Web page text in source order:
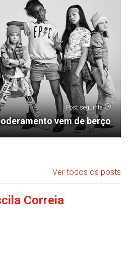
Post seguinte
vem de berço
Ver todos os posts
Correia